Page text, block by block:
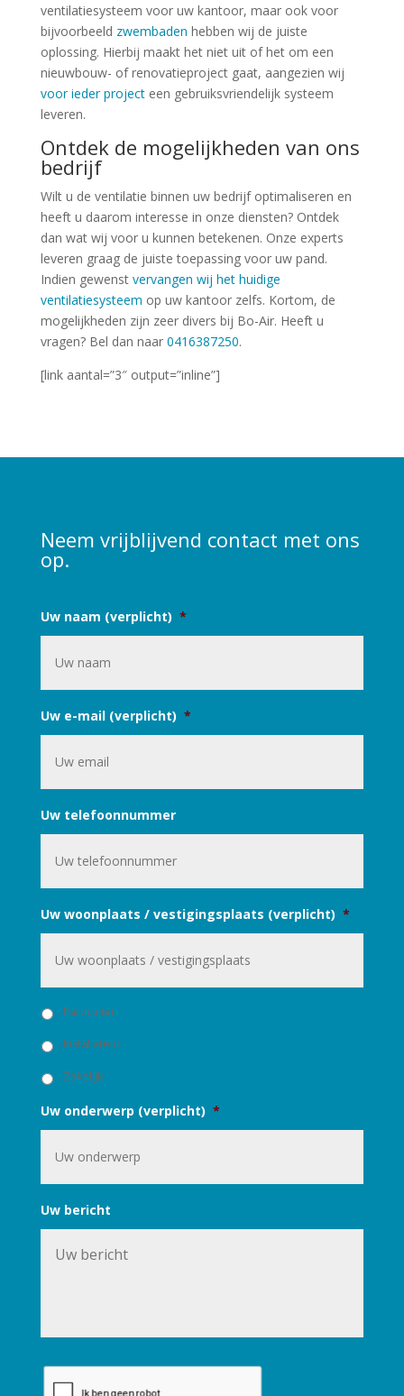
ventilatiesysteem voor uw kantoor, maar ook voor
bijvoorbeeld zwembaden hebben wij de juiste
oplossing. Hierbij maakt het niet uit of het om een
nieuwbouw- of renovatieproject gaat, aangezien wij
voor ieder projecteen gebruiksvriendelijk systeem
leveren.
Ontdek de mogelijkheden van ons
bedrijf
Wilt u de ventilatie binnen uw bedrijf optimaliseren en
heeft u daarom interesse in onze diensten? Ontdek
dan wat wij voor u kunnen betekenen. Onze experts
leveren graag de juiste toepassing voor uw pand.
Indien gewenst vervangen wij het huidige
ventilatiesysteem op uw kantoor zelfs. Kortom, de
mogelijkheden zijn zeer divers bij Bo-Air. Heeft u
vragen? Bel dan naar 0416387250.
[link aantal=”3″ output=”inline”]
Neem vrijblijvend contact met ons
op.
Uw naam (verplicht) *
Uw e-mail (verplicht) *
Uw telefoonnummer
Uw woonplaats / vestigingsplaats (verplicht) *
U
e
t
Particulier
Installateur
Zakelijk
Uw onderwerp (verplicht) *
Uw bericht